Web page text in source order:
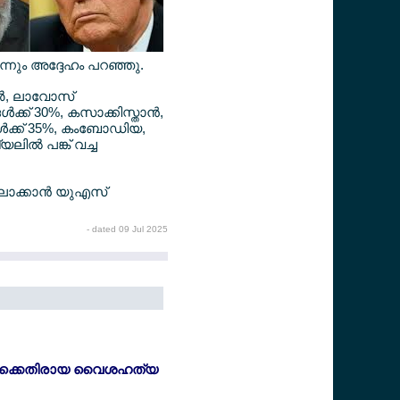
അദ്ദേഹം പറഞ്ഞു.
ലാവോസ്
30%, കസാക്കിസ്താന്‍,
35%, കംബോഡിയ,
പങ്ക് വച്ച
യുഎസ്
- dated 09 Jul 2025
വൈശഹത്യ